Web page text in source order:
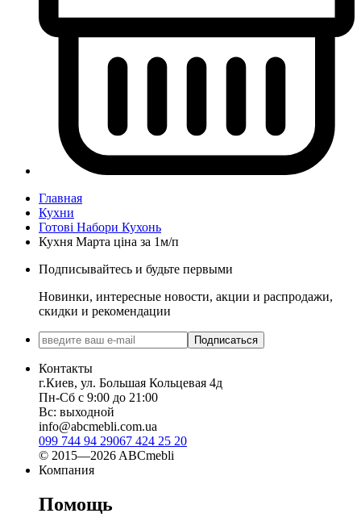
Главная
Кухни
Готові Набори Кухонь
Кухня Марта ціна за 1м/п
Подписывайтесь и будьте первыми
Новинки, интересные новости, акции и распродажи,
скидки и рекомендации
Подписаться
Контакты
г.Киев, ул. Большая Кольцевая 4д
Пн-Сб с 9:00 до 21:00
Вс: выходной
info@abcmebli.com.ua
099 744 94 29067 424 25 20
© 2015—2026 ABCmebli
Компания
Помощь